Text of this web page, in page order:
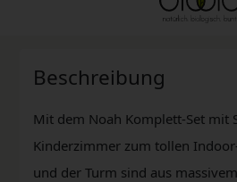
Beschreibung
Mit dem Noah Komplett-Set mit
Kinderzimmer zum tollen
und der Turm sind aus